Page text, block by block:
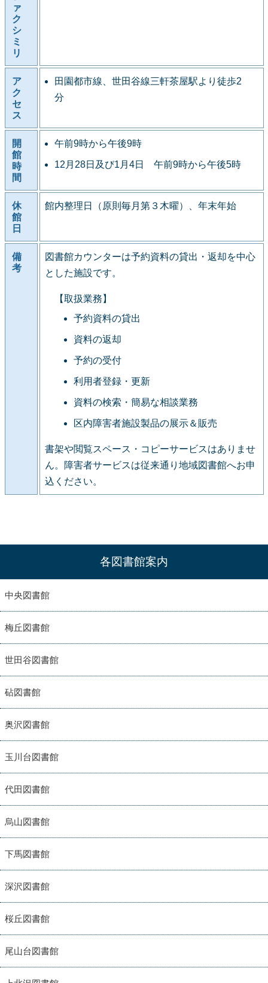
ァ
ク
シ
ミ
リ
ア
ク
セ
ス
田園都市線、世田谷線三軒茶屋駅より徒歩2
分
開
館
時
間
午前9時から午後9時
12月28日及び1月4日 午前9時から午後5時
休
館
日
館内整理日（原則毎月第３木曜）、年末年始
備
考
図書館カウンターは予約資料の貸出・返却を中心
とした施設です。
【取扱業務】
予約資料の貸出
資料の返却
予約の受付
利用者登録・更新
資料の検索・簡易な相談業務
区内障害者施設製品の展示＆販売
書架や閲覧スペース・コピーサービスはありませ
ん。障害者サービスは従来通り地域図書館へお申
込ください。
各図書館案内
中央図書館
梅丘図書館
世田谷図書館
砧図書館
奥沢図書館
玉川台図書館
代田図書館
烏山図書館
下馬図書館
深沢図書館
桜丘図書館
尾山台図書館